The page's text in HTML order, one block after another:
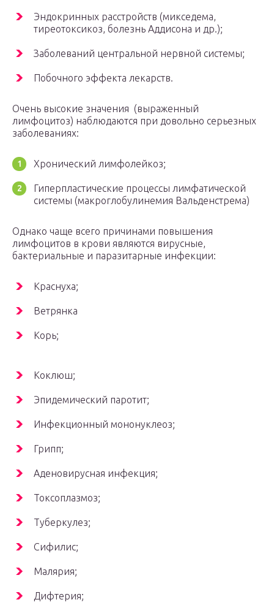
Эндокринных расстройств (микседема,
тиреотоксикоз, болезнь Аддисона и др.);
Заболеваний центральной нервной системы;
Побочного эффекта лекарств.
Очень высокие значения (выраженный
лимфоцитоз) наблюдаются при довольно серьезных
заболеваниях:
Хронический лимфолейкоз;
Гиперпластические процессы лимфатической
системы (макроглобулинемия Вальденстрема)
Однако чаще всего причинами повышения
лимфоцитов в крови являются вирусные,
бактериальные и паразитарные инфекции:
Краснуха;
Ветрянка
Корь;
Коклюш;
Эпидемический паротит;
Инфекционный мононуклеоз;
Грипп;
Аденовирусная инфекция;
Токсоплазмоз;
Туберкулез;
Сифилис;
Малярия;
Дифтерия;